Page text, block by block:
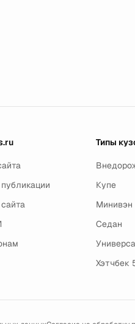
Типы
Купе
Минивэн
Седан
Хэтчбек